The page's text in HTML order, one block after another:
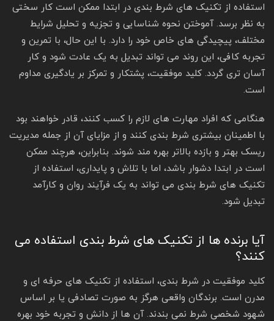
استفاده از تکنیک های شرط بندی در ابتدا ممکن است کار سختی
به نظر برسد. آموختن نحوه شناسایی و تجزیه و تحلیل شرایط
مختلف، پیچیدگی های خاص خود را دارد. با این حال، با تمرین و
تجربه کافی، این روند می تواند تبدیل به یک عادت شود و کار
آسان تری گردد. کلید موفقیت، پشتکار و تمرکز بر یادگیری مداوم
است.
هنگامی که افراد مهارت های لازم را کسب کنند، قادر خواهند بود
با اطمینان بیشتری شرط بندی کنند و از مزایای آن از جمله مدیریت
ریسک بهتر و بازده بالاتر بهره مند شوند. بنابراین، هرچند ممکن
است در ابتدا دشوار باشد، اما با تلاش و پایداری، استفاده از
تکنیک های شرط بندی می تواند به یک فرآیند روان و کارآمد
تبدیل شود.
آیا برنده ها از تکنیک‌ های شرط بندی استفاده می
کنند؟
کلید موفقیت در شرط بندی، استفاده از تکنیک های حرفه ای و
مدرن است. برندگان واقعی هرگز به صورت تصادفی یا بر اساس
شهود شخصی شرط نمی بندند. آن ها از دانش و تجربه خود بهره